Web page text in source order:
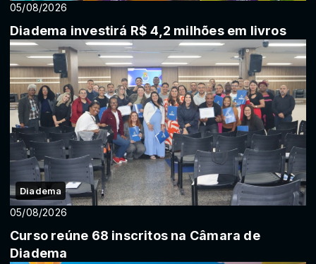
05/08/2026
Diadema investirá R$ 4,2 milhões em livros
Diadema
05/08/2026
Curso reúne 68 inscritos na Câmara de
Diadema